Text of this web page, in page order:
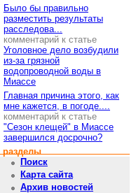
Было бы правильно
разместить результаты
расследова...
комментарий к статье
Уголовное дело возбудили
из-за грязной
водопроводной воды в
Миассе
Главная причина этого, как
мне кажется, в погоде....
комментарий к статье
"Сезон клещей" в Миассе
завершился досрочно?
разделы
Поиск
Карта сайта
Архив новостей